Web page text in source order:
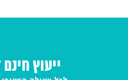
ייעוץ חינם 24/7